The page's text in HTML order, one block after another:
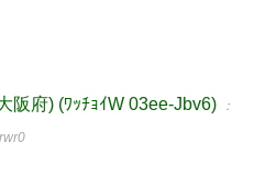
阪府) (ﾜｯﾁｮｲW 03ee-Jbv6) ：